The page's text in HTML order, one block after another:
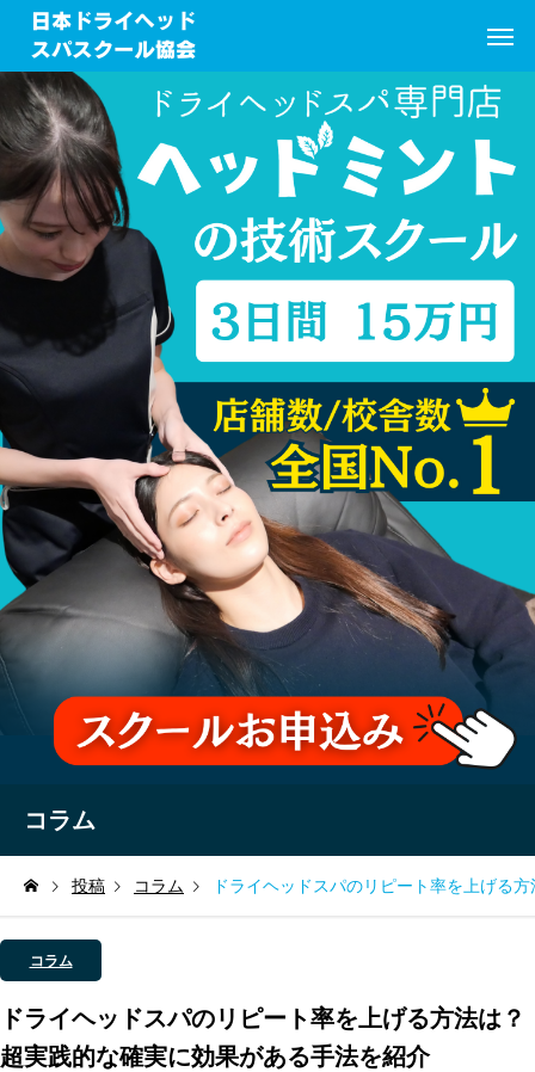
コラム
投稿 コラム ドライヘッドスパのリピート率を上げる
コラム
ドライヘッドスパのリピート率を上げる方法は？
超実践的な確実に効果がある手法を紹介